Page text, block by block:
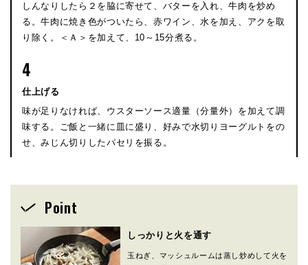
しんなりしたら２を脇に寄せて、バターを入れ、牛肉を炒め
る。牛肉に焼き色がついたら、赤ワイン、水を加え、アクを取
り除く。＜Ａ＞を加えて、10～15分煮る。
4
仕上げる
味が足りなければ、ウスターソース適量（分量外）を加えて調
味する。ご飯と一緒に皿に盛り、好みで水切りヨーグルトをの
せ、みじん切りしたパセリを振る。
Point
しっかりと火を通す
玉ねぎ、マッシュルームは蒸し炒めして火を